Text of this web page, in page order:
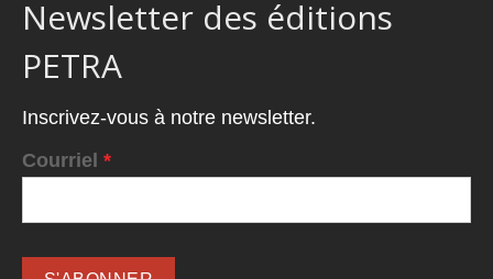
Newsletter des éditions
PETRA
Inscrivez-vous à notre newsletter.
Courriel *